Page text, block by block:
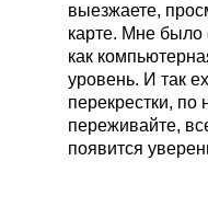
выезжаете,
карте. Мне было
как
уровень. И так
перекрестки,
переживайте,
появится